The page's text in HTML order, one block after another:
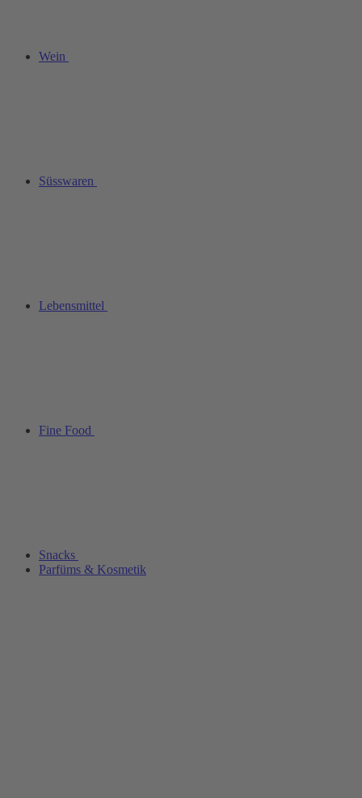
Wein
Süsswaren
Lebensmittel
Fine Food
Snacks
Parfüms & Kosmetik